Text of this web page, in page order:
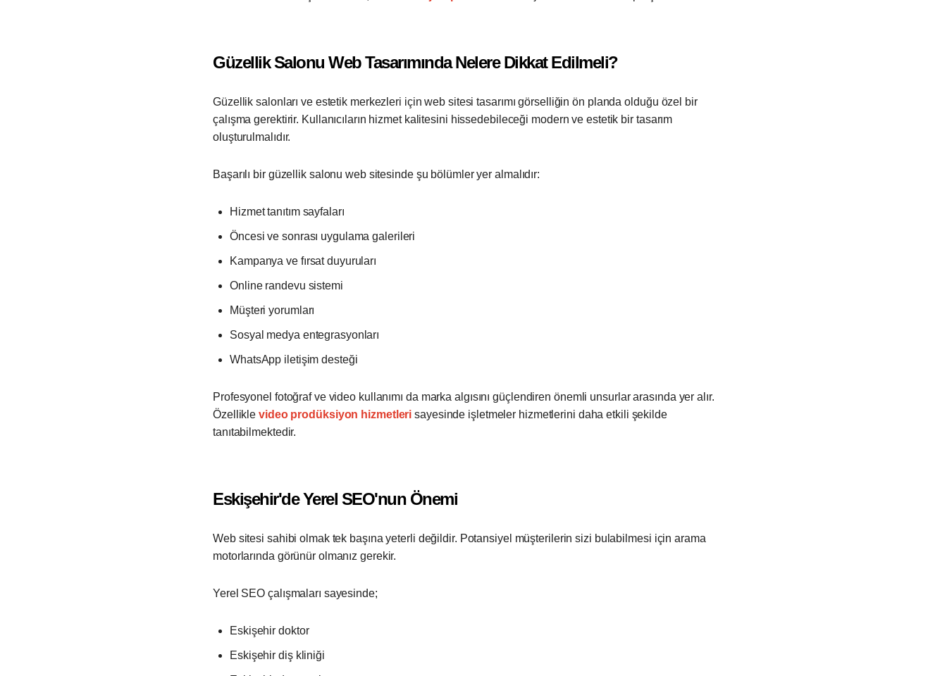
Güzellik Salonu Web Tasarımında Nelere Dikkat Edilmeli?
Güzellik salonları ve estetik merkezleri için web sitesi tasarımı görselliğin ön planda olduğu özel bir
çalışma gerektirir. Kullanıcıların hizmet kalitesini hissedebileceği modern ve estetik bir tasarım
oluşturulmalıdır.
Başarılı bir güzellik salonu web sitesinde şu bölümler yer almalıdır:
Hizmet tanıtım sayfaları
Öncesi ve sonrası uygulama galerileri
Kampanya ve fırsat duyuruları
Online randevu sistemi
Müşteri yorumları
Sosyal medya entegrasyonları
WhatsApp iletişim desteği
Profesyonel fotoğraf ve video kullanımı da marka algısını güçlendiren önemli unsurlar arasında yer alır.
Özelliklevideo prodüksiyon hizmetleri sayesinde işletmeler hizmetlerini daha etkili şekilde
tanıtabilmektedir.
Eskişehir'de Yerel SEO'nun Önemi
Web sitesi sahibi olmak tek başına yeterli değildir. Potansiyel müşterilerin sizi bulabilmesi için arama
motorlarında görünür olmanız gerekir.
Yerel SEO çalışmaları sayesinde;
Eskişehir doktor
Eskişehir diş kliniği